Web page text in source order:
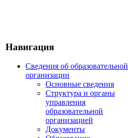
Навигация
Сведения об образовательной
организации
Основные сведения
Структура и органы
управления
образовательной
организацией
Документы